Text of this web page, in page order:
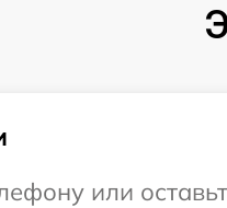
или